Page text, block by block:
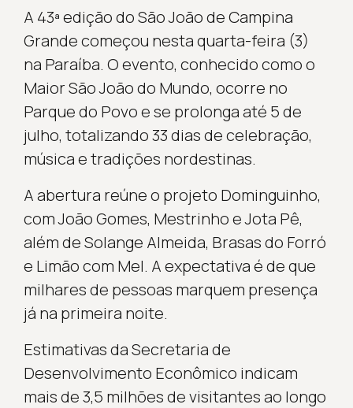
A 43ª edição do São João de Campina
Grande começou nesta quarta-feira (3)
na Paraíba. O evento, conhecido como o
Maior São João do Mundo, ocorre no
Parque do Povo e se prolonga até 5 de
julho, totalizando 33 dias de celebração,
música e tradições nordestinas.
A abertura reúne o projeto Dominguinho,
com João Gomes, Mestrinho e Jota Pê,
além de Solange Almeida, Brasas do Forró
e Limão com Mel. A expectativa é de que
milhares de pessoas marquem presença
já na primeira noite.
Estimativas da Secretaria de
Desenvolvimento Econômico indicam
mais de 3,5 milhões de visitantes ao longo